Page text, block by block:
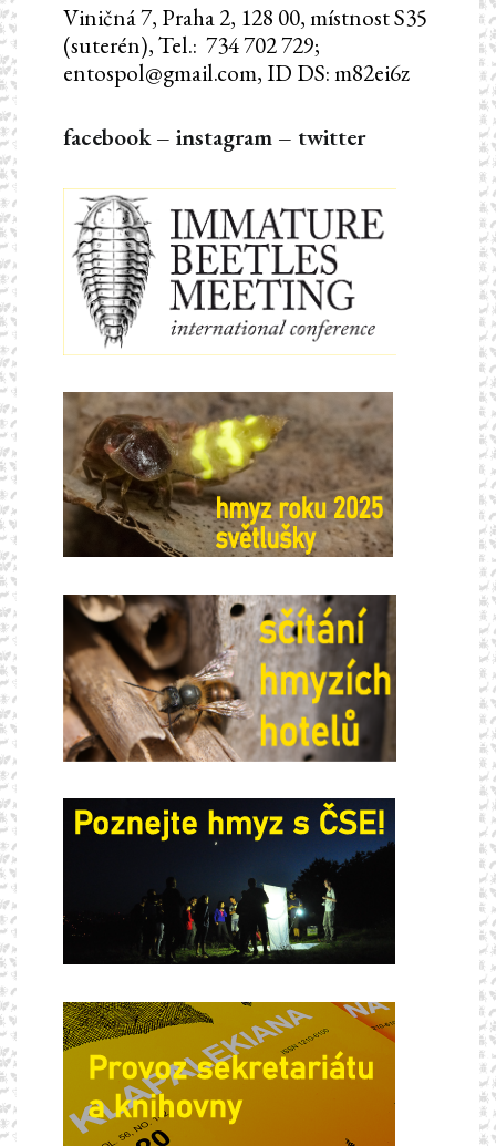
Viničná 7, Praha 2, 128 00, místnost S35
(suterén), Tel.: 734 702 729;
entospol@gmail.com, ID DS: m82ei6z
facebook– instagram – twitter